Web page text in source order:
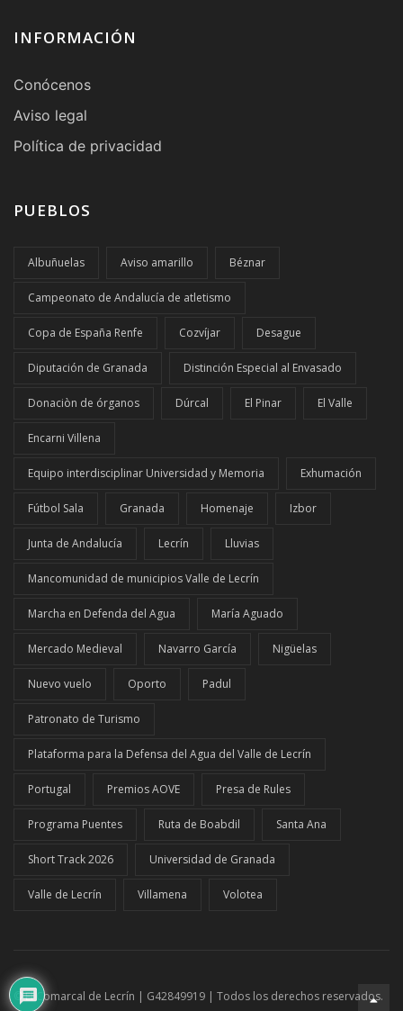
INFORMACIÓN
Conócenos
Aviso legal
Política de privacidad
PUEBLOS
Albuñuelas Aviso amarillo Béznar
Campeonato de Andalucía de atletismo
Copa de España Renfe Cozvíjar Desague
Diputación de Granada Distinción Especial al Envasado
Donaciòn de órganos Dúrcal El Pinar El Valle
Encarni Villena
Equipo interdisciplinar Universidad y Memoria Exhumación
Fútbol Sala Granada Homenaje Izbor
Junta de Andalucía Lecrín Lluvias
Mancomunidad de municipios Valle de Lecrín
Marcha en Defenda del Agua María Aguado
Mercado Medieval Navarro García Nigüelas
Nuevo vuelo Oporto Padul
Patronato de Turismo
Plataforma para la Defensa del Agua del Valle de Lecrín
Portugal Premios AOVE Presa de Rules
Programa Puentes Ruta de Boabdil Santa Ana
Short Track 2026 Universidad de Granada
Valle de Lecrín Villamena Volotea
© El Comarcal de Lecrín | G42849919 | Todos los derechos reservados.